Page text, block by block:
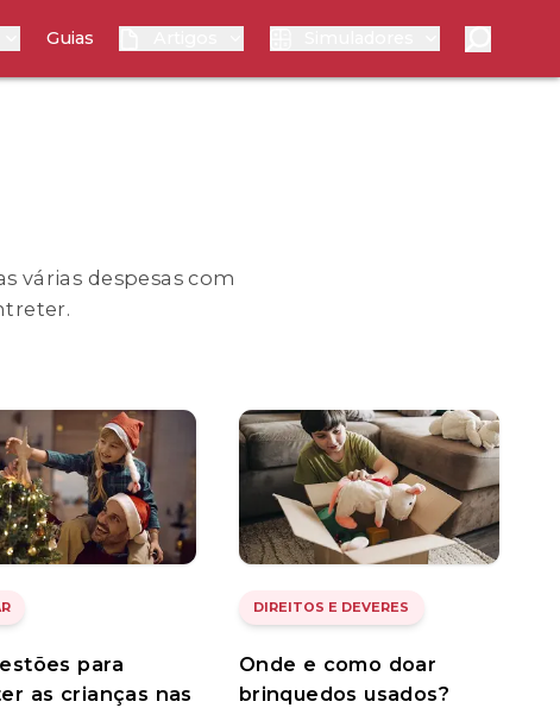
Guias
várias despesas com
para
as crianças nas
DIREITOS E DEVERES
Onde e como doar
brinquedos usados?